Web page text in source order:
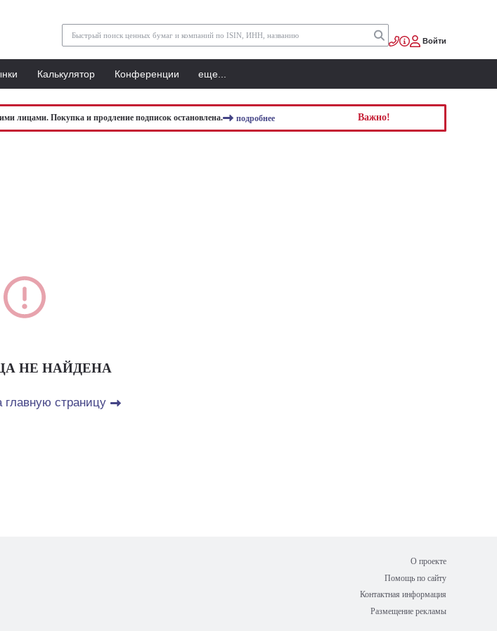
Войти
Калькулятор Конференции еще...
лицами. Покупка и продление подписок остановлена. подробнее Важно!
НЕ НАЙДЕНА
главную страницу
О проекте
Помощь по сайту
Контактная информация
Размещение рекламы